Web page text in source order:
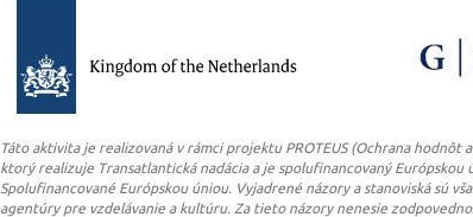
Táto aktivita je realizovaná v rámci projektu PROTEUS (Ochrana
ktorý realizuje Transatlantická nadácia a je spolufinancovaný Európskou
Spolufinancované Európskou úniou. Vyjadrené názory a stanoviská sú
agentúry pre vzdelávanie a kultúru. Za tieto názory nenesie